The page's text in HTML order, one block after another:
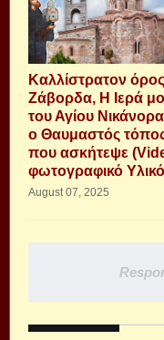
Καλλίστρατον
Ζάβορδα, Η Ιερά
του Αγίου Νικάνορα
ο Θαυμαστός
που ασκήτεψε
φωτογραφικό
August 07, 2025